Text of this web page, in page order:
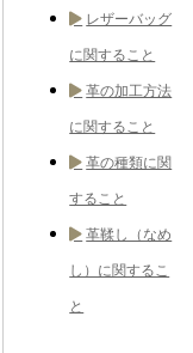
レザーバッグ
に関すること
革の加工方法
に関すること
革の種類に関
すること
革鞣し（なめ
し）に関するこ
と